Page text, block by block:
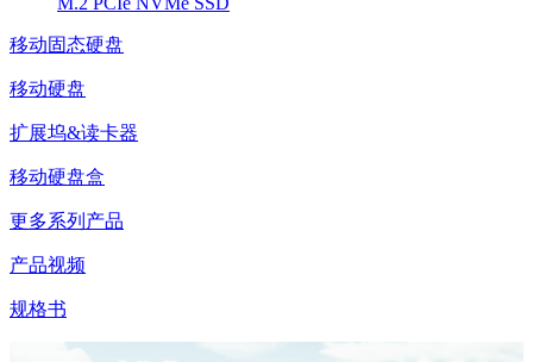
移动固态硬盘
移动硬盘
扩展坞&读卡器
移动硬盘盒
更多系列产品
产品视频
规格书